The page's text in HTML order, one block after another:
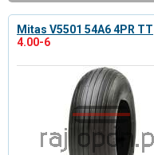
Mitas V5501 54A6 4PR TT
4.00-6